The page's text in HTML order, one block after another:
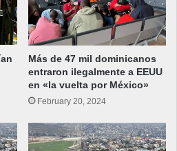
Más de 47 mil dominicanos
entraron ilegalmente a EEUU
en «la vuelta por México»
February 20, 2024